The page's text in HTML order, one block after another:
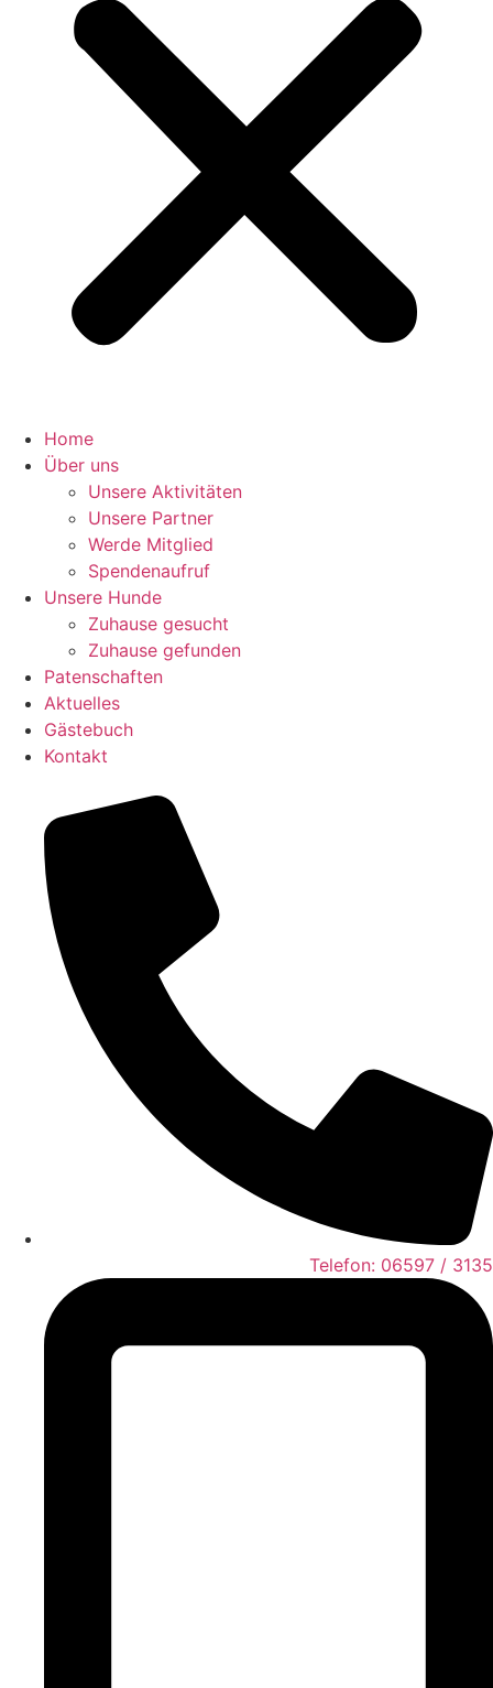
Home
Über uns
Unsere Aktivitäten
Unsere Partner
Werde Mitglied
Spendenaufruf
Unsere Hunde
Zuhause gesucht
Zuhause gefunden
Patenschaften
Aktuelles
Gästebuch
Kontakt
Telefon: 06597 / 3135